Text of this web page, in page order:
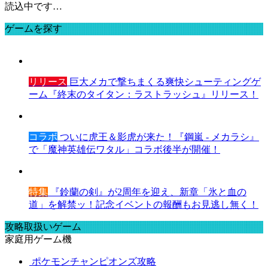
読込中です…
ゲームを探す
リリース 巨大メカで撃ちまくる爽快シューティングゲ
ーム『終末のタイタン：ラストラッシュ』リリース！
コラボ ついに虎王＆影虎が来た！『鋼嵐 - メカラシ』
で「魔神英雄伝ワタル」コラボ後半が開催！
特集 『鈴蘭の剣』が2周年を迎え、新章「氷と血の
道」を解禁ッ！記念イベントの報酬もお見逃し無く！
攻略取扱いゲーム
家庭用ゲーム機
ポケモンチャンピオンズ攻略